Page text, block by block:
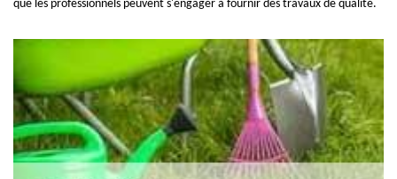
que les professionnels peuvent s'engager à fournir des travaux de qualité.